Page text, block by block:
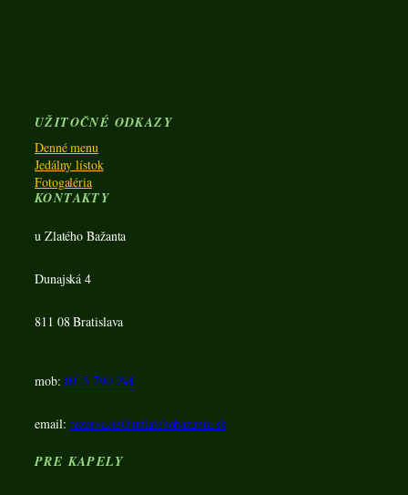
UŽITOČNÉ ODKAZY
Denné menu
Jedálny lístok
Fotogaléria
KONTAKTY
u Zlatého Bažanta
Dunajská 4
811 08 Bratislava
mob: 0915 790 294
email:rezervacie@uzlatehobazanta.sk
PRE KAPELY